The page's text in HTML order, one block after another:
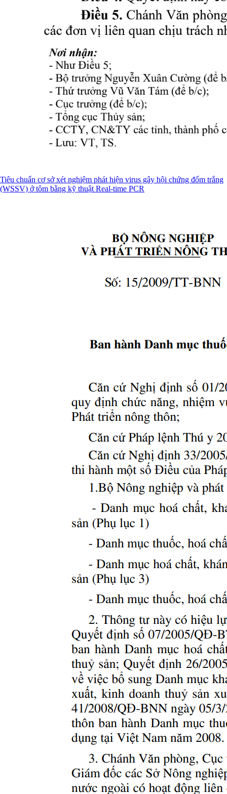
Tiêu chuẩn cơ sở xét nghiệm phát hiện virus gây hội chứng đốm trắng
(WSSV) ở tôm bằng kỹ thuật Real-time PCR